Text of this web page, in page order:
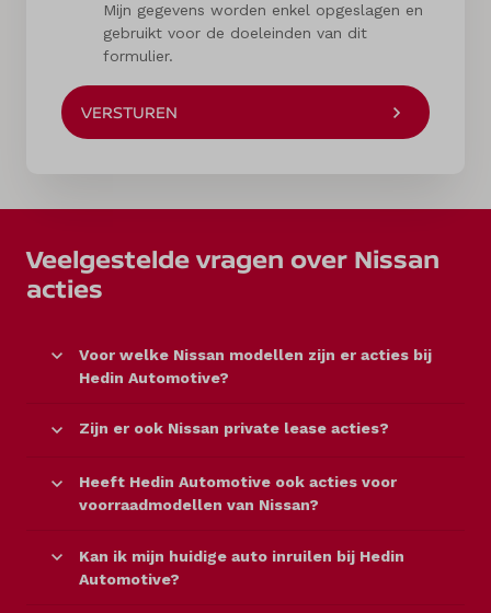
Mijn gegevens worden enkel opgeslagen en
gebruikt voor de doeleinden van dit
formulier.
VERSTUREN
Veelgestelde vragen over Nissan
acties
Voor welke Nissan modellen zijn er acties bij
Hedin Automotive?
Zijn er ook Nissan private lease acties?
Heeft Hedin Automotive ook acties voor
voorraadmodellen van Nissan?
Kan ik mijn huidige auto inruilen bij Hedin
Automotive?